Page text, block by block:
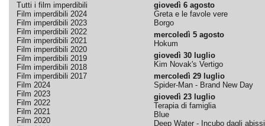
Tutti i film imperdibili
Film imperdibili 2024
Film imperdibili 2023
Film imperdibili 2022
Film imperdibili 2021
Film imperdibili 2020
Film imperdibili 2019
Film imperdibili 2018
Film imperdibili 2017
Film 2024
Film 2023
Film 2022
Film 2021
Film 2020
giovedì 6 agosto
Greta e le favole vere
Borgo
mercoledì 5 agosto
Hokum
giovedì 30 luglio
Kim Novak's Vertigo
mercoledì 29 luglio
Spider-Man - Brand New Day
giovedì 23 luglio
Terapia di famiglia
Blue
Deep Water - Incubo dagli abissi